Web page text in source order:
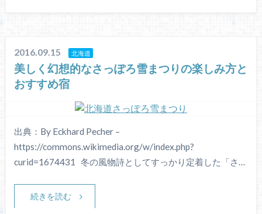
2016.09.15 北海道
美しく幻想的なさっぽろ雪まつりの楽しみ方と
おすすめ宿
出典：By Eckhard Pecher –
https://commons.wikimedia.org/w/index.php?
curid=1674431 冬の風物詩としてすっかり定着した「さ…
続きを読む